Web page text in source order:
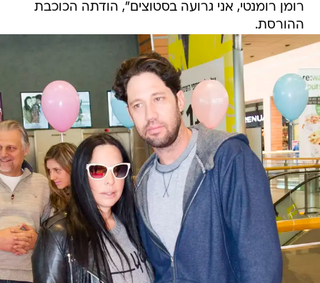
רומן רומנטי, אני גרועה בסטוצים", הודתה הכוכבת
ההורסת.